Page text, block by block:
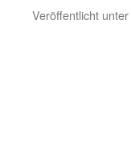
Veröffentlicht unter